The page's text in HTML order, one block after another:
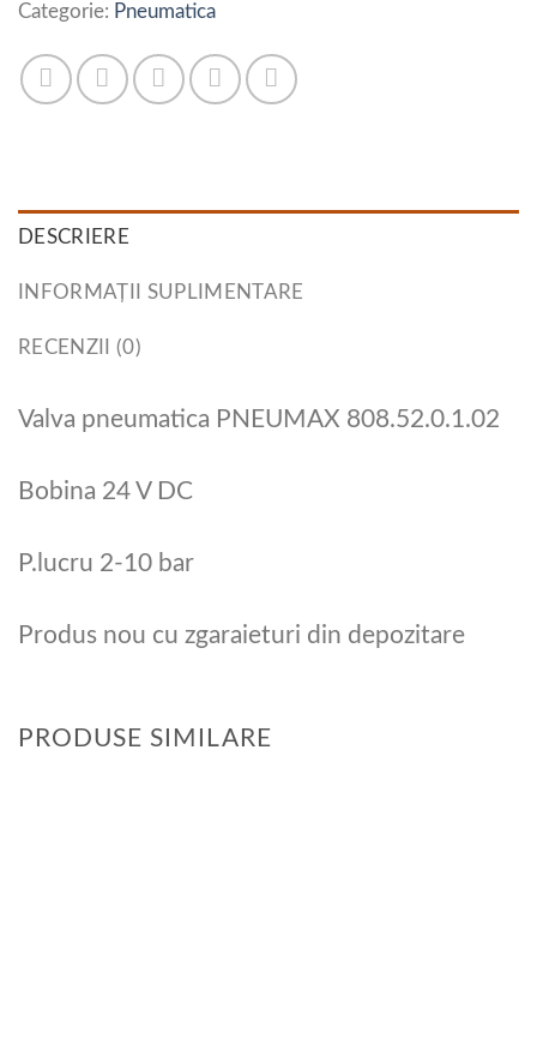
Categorie: Pneumatica
DESCRIERE
INFORMAȚII SUPLIMENTARE
RECENZII (0)
Valva pneumatica PNEUMAX 808.52.0.1.02
Bobina 24 V DC
P.lucru 2-10 bar
Produs nou cu zgaraieturi din depozitare
PRODUSE SIMILARE